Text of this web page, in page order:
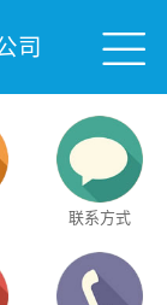

司
联系方式